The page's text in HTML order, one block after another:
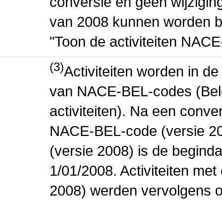
van 2008 kunnen worden
"Toon de activiteiten
(3)Activiteiten worden in
van NACE-BEL-codes
activiteiten). Na een
NACE-BEL-code (versie
(versie 2008) is de
1/01/2008. Activiteiten
2008) werden vervolgens